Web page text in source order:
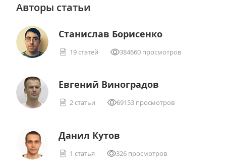
Авторы статьи
Станислав Борисенко
19 статей 384660 просмотров
Евгений Виноградов
2 статьи 69153 просмотров
Данил Кутов
1 статья 326 просмотров